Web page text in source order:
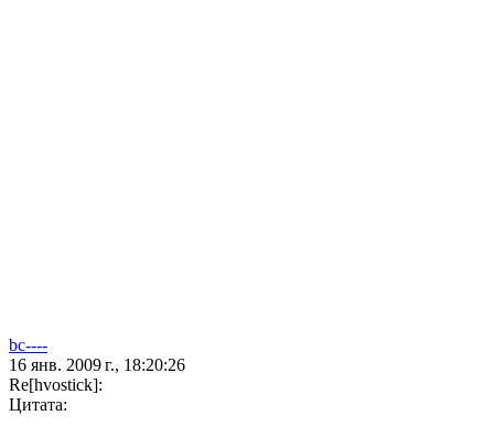
bc----
16 янв. 2009 г., 18:20:26
Re[hvostick]:
Цитата: